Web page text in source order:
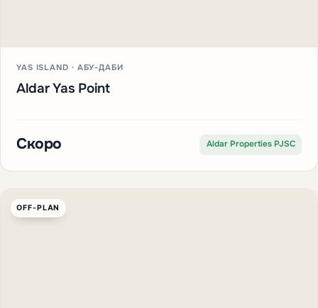
YAS ISLAND · АБУ-ДАБИ
Aldar Yas Point
Скоро Aldar Properties PJSC
OFF-PLAN